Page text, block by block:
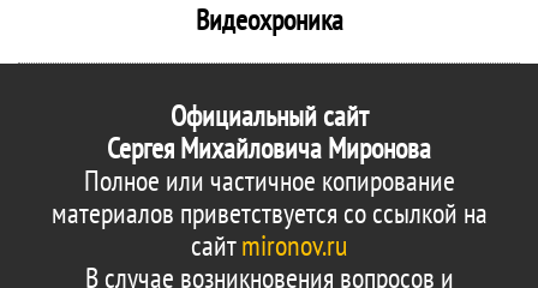
Видеохроника
Официальный сайт
Сергея Михайловича Миронова
Полное или частичное копирование
материалов приветствуется со ссылкой на
сайтmironov.ru
В случае возникновения вопросов и